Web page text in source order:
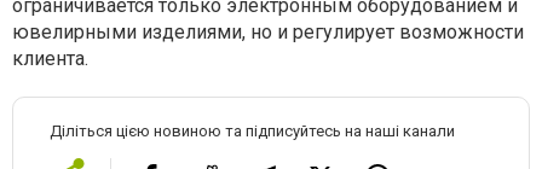
ограничивается только электронным оборудованием и
ювелирными изделиями, но и регулирует возможности
клиента.
Діліться цією новиною та підписуйтесь на наші канали